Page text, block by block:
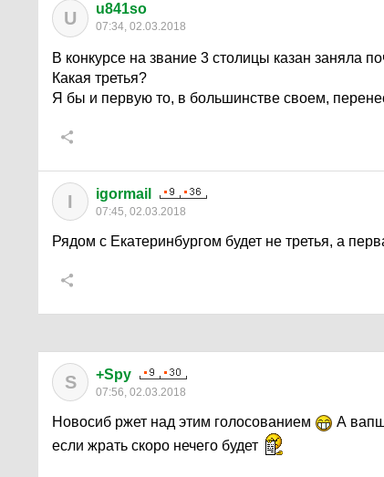
U u841so
07:34, 02.03.2018
В конкурсе на звание 3 столицы казан заняла
Какая третья?
Я бы и первую то, в большинстве своем,
I igormail
07:45, 02.03.2018
Рядом с Екатеринбургом будет не третья, а
S +Spy
07:56, 02.03.2018
Новосиб ржет над этим голосованием
А
если жрать скоро нечего будет